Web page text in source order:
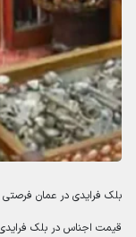
بلک فرایدی در عمان
قیمت اجناس در بلک فرایدی